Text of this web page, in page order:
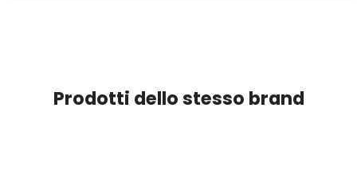
Prodotti dello stesso brand